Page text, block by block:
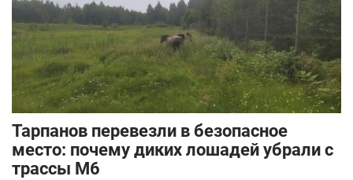
Тарпанов перевезли в безопасное
место: почему диких лошадей убрали с
трассы М6